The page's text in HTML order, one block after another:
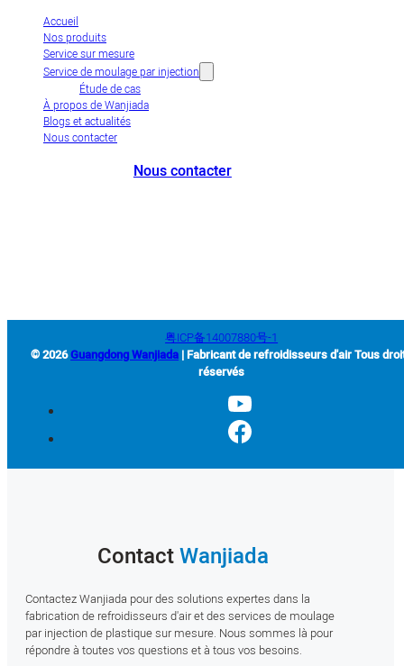
Accueil
Nos produits
Service sur mesure
Service de moulage par injection
Étude de cas
À propos de Wanjiada
Blogs et actualités
Nous contacter
Nous contacter
粤ICP备14007880号-1
© 2026Guangdong Wanjiada | Fabricant de refroidisseurs d'air Tous
réservés
ContactWanjiada
Contactez Wanjiada pour des solutions expertes dans la
fabrication de refroidisseurs d'air et des services de moulage
par injection de plastique sur mesure. Nous sommes là pour
répondre à toutes vos questions et à tous vos besoins.